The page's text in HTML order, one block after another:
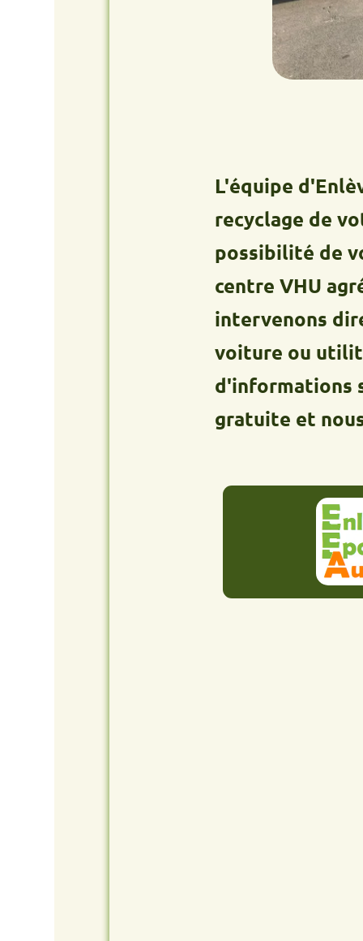
L'équipe
recyclage de votre
possibilité de vous
centre VHU agréé.
intervenons
voiture ou utilitaire
d'informations sur
gratuite et nous